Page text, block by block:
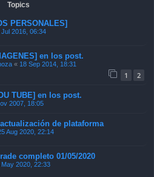
Topics
PERSONALES]
Jul 2016, 06:34
en los post.
« 18 Sep 2014, 18:31
1 2
TUBE] en los post.
2007, 18:05
de plataforma
Aug 2020, 22:14
completo 01/05/2020
May 2020, 22:33